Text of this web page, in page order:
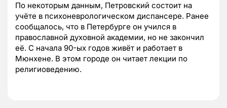
По некоторым данным, Петровский состоит на
учёте в психоневрологическом диспансере. Ранее
сообщалось, что в Петербурге он учился в
православной духовной академии, но не закончил
её. С начала 90-ых годов живёт и работает в
Мюнхене. В этом городе он читает лекции по
религиоведению.